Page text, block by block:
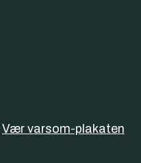
Vær varsom-plakaten